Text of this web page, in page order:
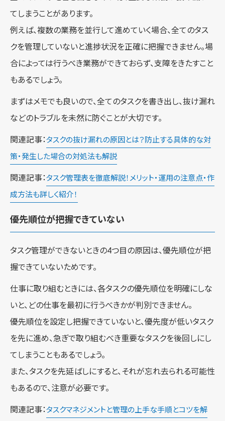
てしまうことがあります。
例えば、複数の業務を並行して進めていく場合、全てのタス
クを管理していないと進捗状況を正確に把握できません。場
合によっては行うべき業務ができておらず、支障をきたすこと
もあるでしょう。
まずはメモでも良いので、全てのタスクを書き出し、抜け漏れ
などのトラブルを未然に防ぐことが大切です。
関連記事：タスクの抜け漏れの原因とは？防止する具体的な対
策・発生した場合の対処法も解説
関連記事：タスク管理表を徹底解説！メリット・運用の注意点・作
成方法も詳しく紹介！
優先順位が把握できていない
タスク管理ができないときの4つ目の原因は、優先順位が把
握できていないためです。
仕事に取り組むときには、各タスクの優先順位を明確にしな
いと、どの仕事を最初に行うべきかが判別できません。
優先順位を設定し把握できていないと、優先度が低いタスク
を先に進め、急ぎで取り組むべき重要なタスクを後回しにし
てしまうこともあるでしょう。
また、タスクを先延ばしにすると、それが忘れ去られる可能性
もあるので、注意が必要です。
関連記事：タスクマネジメントと管理の上手な手順とコツを解